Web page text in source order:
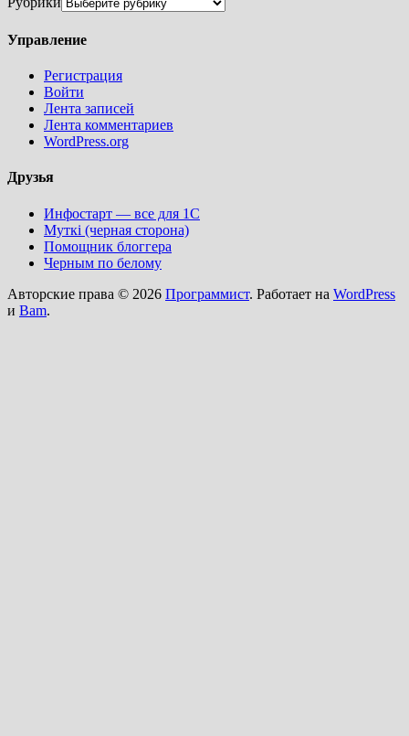
Управление
Регистрация
Войти
Лента записей
Лента комментариев
WordPress.org
Друзья
Инфостарт — все для 1С
Муткi (черная сторона)
Помощник блоггера
Черным по белому
Авторские права © 2026 Программист. Работает на WordPress
и Bam.